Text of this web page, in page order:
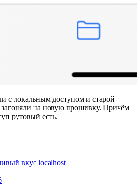
с локальным доступом и старой
загоняли на новую прошивку. Причём
рутовый есть.
вкус localhost